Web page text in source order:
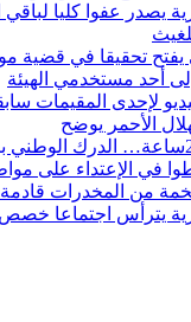
يصدر عفوا كليا
يفتح تحقيقا في قضية
أحد مستخدمي الهيئة
لإحدى المقيمات
الأحمر يوضح
بعد اقل من 24ساعة… الدرك
من المخدرات
يترأس اجتماعا خصص